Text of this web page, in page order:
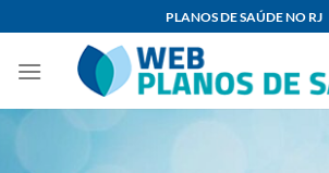
content
PLANOS DE SAÚDE NO RJ